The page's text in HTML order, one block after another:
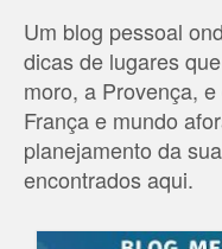
Um blog pessoal
dicas de lugares
moro, a Provença,
França e mundo
planejamento da
encontrados aqui.